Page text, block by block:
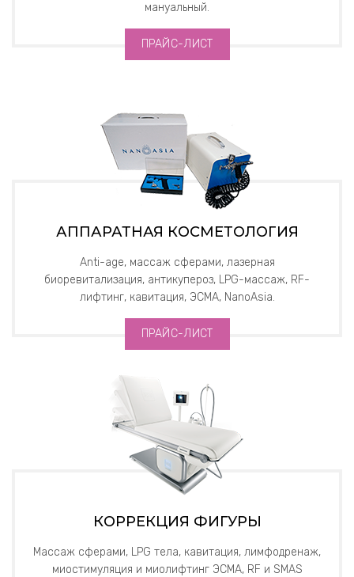
мануальный.
ПРАЙС-ЛИСТ
АППАРАТНАЯ КОСМЕТОЛОГИЯ
Anti-age, массаж сферами, лазерная
биоревитализация, антикупероз, LPG-массаж, RF-
лифтинг, кавитация, ЭСМА, NanoAsia.
ПРАЙС-ЛИСТ
КОРРЕКЦИЯ ФИГУРЫ
Массаж сферами, LPG тела, кавитация, лимфодренаж,
миостимуляция и миолифтинг ЭСМА, RF и SMAS